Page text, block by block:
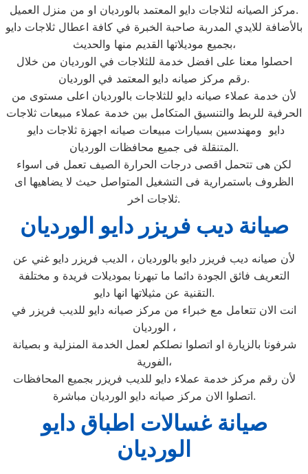
مركز الصيانه لثلاجات دايو المعتمد بالورديان او من منزل العميل.
بالأضافة للايدي المدربة صاحبة الخبرة في كافة اعطال ثلاجات دايو
بجميع موديلاتها القديم منها والحديث،
احصلوا معنا على افضل خدمة للثلاجات في الورديان من خلال
رقم مركز صيانه دايو المعتمد في الورديان.
لأن خدمة عملاء صيانه دايو للثلاجات بالورديان اعلى مستوى من
الحرفية للربط والتنسيق المتكامل بين خدمة عملاء مبيعات ثلاجات
دايو ومهندسين بسيارات مبيعات صيانه اجهزة ثلاجات دايو
المتنقلة فى جميع محافظات الورديان.
لكن هى تتحمل اقصى درجات الحرارة الصيف تعمل فى اسواء
الظروف باستمرارية فى التشغيل المتواصل حيث لا يضاهيها اى
ثلاجات اخر.
صيانة ديب فريزر دايو الورديان
لأن صيانه ديب فريزر دايو بالورديان ، الديب فريزر دايو غني عن
التعريف فائق الجودة دائما ما تبهرنا بموديلات فريدة و مختلفة
التقنية عن مثيلاتها انها دايو.
انت الان تتعامل مع خبراء من مركز صيانه دايو للديب فريزر في
الورديان ،
شرفونا بالزيارة او اتصلوا نصلكم لعمل الخدمة المنزلية و بصيانة
الفورية،
لأن رقم مركز خدمة عملاء دايو للديب فريزر بجميع المحافظات
اتصلوا الان مركز صيانه دايو الورديان مباشرة.
صيانة غسالات اطباق دايو
الورديان